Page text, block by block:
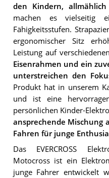
den Kindern,
machen es vielseitig
Fähigkeitsstufen.
ergonomischer Sitz
Leistung auf
Eisenrahmen und ein
unterstreichen den
Produkt hat in unserem
und ist eine
persönlichen Kinder-
ansprechende Mischung
Fahren für junge
Das EVERCROSS
Motocross ist ein
junge Fahrer entwickelt